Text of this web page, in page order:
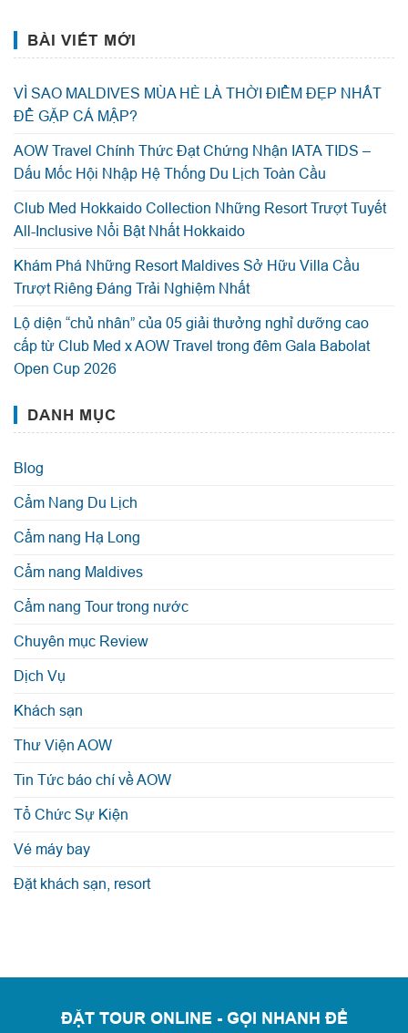
BÀI VIẾT MỚI
VÌ SAO MALDIVES MÙA HÈ LÀ THỜI ĐIỂM ĐẸP NHẤT
ĐỂ GẶP CÁ MẬP?
AOW Travel Chính Thức Đạt Chứng Nhận IATA TIDS –
Dấu Mốc Hội Nhập Hệ Thống Du Lịch Toàn Cầu
Club Med Hokkaido Collection Những Resort Trượt Tuyết
All-Inclusive Nổi Bật Nhất Hokkaido
Khám Phá Những Resort Maldives Sở Hữu Villa Cầu
Trượt Riêng Đáng Trải Nghiệm Nhất
Lộ diện “chủ nhân” của 05 giải thưởng nghỉ dưỡng cao
cấp từ Club Med x AOW Travel trong đêm Gala Babolat
Open Cup 2026
DANH MỤC
Blog
Cẩm Nang Du Lịch
Cẩm nang Hạ Long
Cẩm nang Maldives
Cẩm nang Tour trong nước
Chuyên mục Review
Dịch Vụ
Khách sạn
Thư Viện AOW
Tin Tức báo chí về AOW
Tổ Chức Sự Kiện
Vé máy bay
Đặt khách sạn, resort
ĐẶT TOUR ONLINE - GỌI NHANH ĐỂ